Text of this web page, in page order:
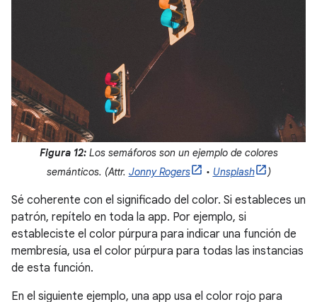
Figura 12:Los semáforos son un ejemplo de colores
semánticos. (Attr. Jonny Rogers • Unsplash )
Sé coherente con el significado del color. Si estableces un
patrón, repítelo en toda la app. Por ejemplo, si
estableciste el color púrpura para indicar una función de
membresía, usa el color púrpura para todas las instancias
de esta función.
En el siguiente ejemplo, una app usa el color rojo para